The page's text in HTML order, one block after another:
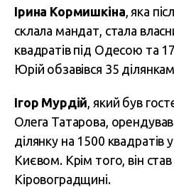
Ірина Кормишкіна, яка
склала мандат, стала
квадратів під Одесою та 17
Юрій обзавівся 35
Ігор Мурдій, який був
Олега Татарова,
ділянку на 1500 квадратів у
Києвом. Крім того, він
Кіровоградщині.